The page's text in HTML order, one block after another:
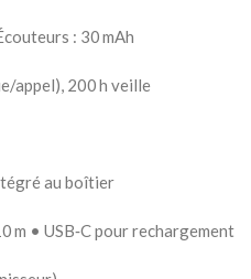
: 30 mAh
appel), 200 h veille
au boîtier
m • USB‑C pour rechargement